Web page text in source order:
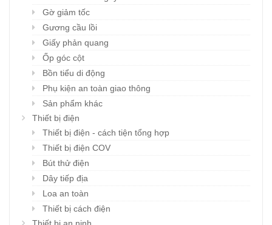
Gờ giảm tốc
Gương cầu lồi
Giấy phản quang
Ốp góc cột
Bồn tiểu di động
Phụ kiện an toàn giao thông
Sản phẩm khác
Thiết bị điện
Thiết bị điện - cách tiện tổng hợp
Thiết bị điện COV
Bút thử điện
Dây tiếp địa
Loa an toàn
Thiết bị cách điện